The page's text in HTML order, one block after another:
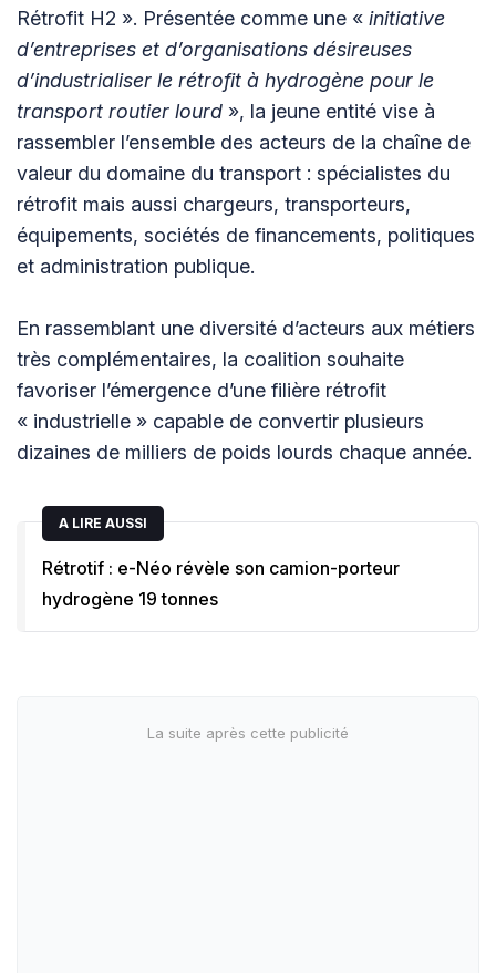
Rétrofit H2 ». Présentée comme une « initiative
d’entreprises et d’organisations désireuses
d’industrialiser le rétrofit à hydrogène pour le
transport routier lourd », la jeune entité vise à
rassembler l’ensemble des acteurs de la chaîne de
valeur du domaine du transport : spécialistes du
rétrofit mais aussi chargeurs, transporteurs,
équipements, sociétés de financements, politiques
et administration publique.
En rassemblant une diversité d’acteurs aux métiers
très complémentaires, la coalition souhaite
favoriser l’émergence d’une filière rétrofit
« industrielle » capable de convertir plusieurs
dizaines de milliers de poids lourds chaque année.
A LIRE AUSSI
Rétrotif : e-Néo révèle son camion-porteur
hydrogène 19 tonnes